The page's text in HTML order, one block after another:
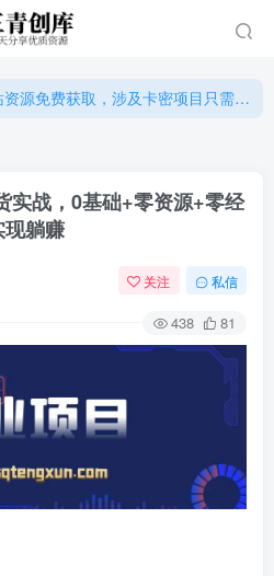
及卡密项目只需单独购卡密（位置：网站右下悬浮按钮）
及卡密项目只需单独购卡密（位置：网站右下悬浮按钮）
实战，0基础+零资源+零经
躺赚
关注 私信
438 81